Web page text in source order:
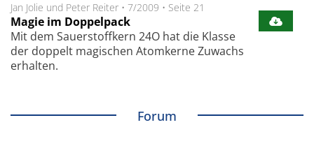
Jan Jolie und Peter Reiter • 7/2009 • Seite 21
Magie im Doppelpack
Mit dem Sauerstoffkern 24O hat die Klasse
der doppelt magischen Atomkerne Zuwachs
erhalten.
Forum